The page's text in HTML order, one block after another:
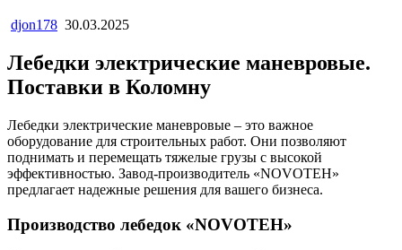
djon178 30.03.2025
Лебедки электрические маневровые.
Поставки в Коломну
Лебедки электрические маневровые – это важное
оборудование для строительных работ. Они позволяют
поднимать и перемещать тяжелые грузы с высокой
эффективностью. Завод-производитель «NOVOTEH»
предлагает надежные решения для вашего бизнеса.
Производство лебедок «NOVOTEH»